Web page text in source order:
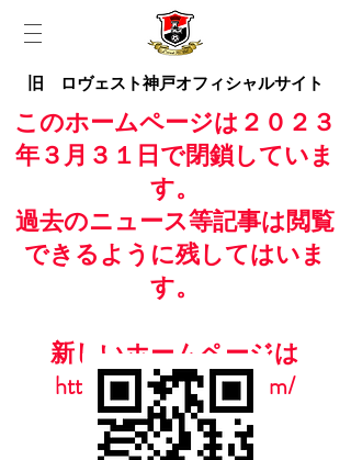
旧 ロヴェスト神戸オフィシャルサイト
このホームページは２０２３
年３月３１日で閉鎖していま
す。
過去のニュース等記事は閲覧
できるように残してはいま
す。
新しいホームページは
https://www.casailfc.com/